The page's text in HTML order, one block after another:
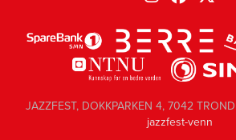
JAZZFEST, DOKKPARKEN 4, 7042
jazzfest-venn